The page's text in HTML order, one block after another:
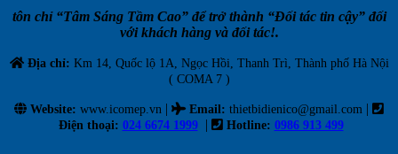
tôn chỉ “Tâm Sáng Tầm Cao” để trở thành “Đối tác tin cậy” đối
với khách hàng và đối tác!.
Địa chỉ: Km 14, Quốc lộ 1A, Ngọc Hồi, Thanh Trì, Thành phố Hà Nội
( COMA 7 )
Website: www.icomep.vn | Email: thietbidienico@gmail.com |
Điện thoại: 024 6674 1999 | Hotline: 0986 913 499